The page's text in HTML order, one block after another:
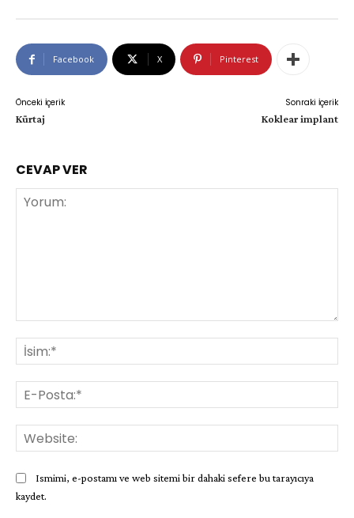
Facebook X Pinterest
Önceki İçerik
Kürtaj
Sonraki İçerik
Koklear implant
CEVAP VER
Ismimi, e-postamı ve web sitemi bir dahaki sefere bu tarayıcıya
kaydet.